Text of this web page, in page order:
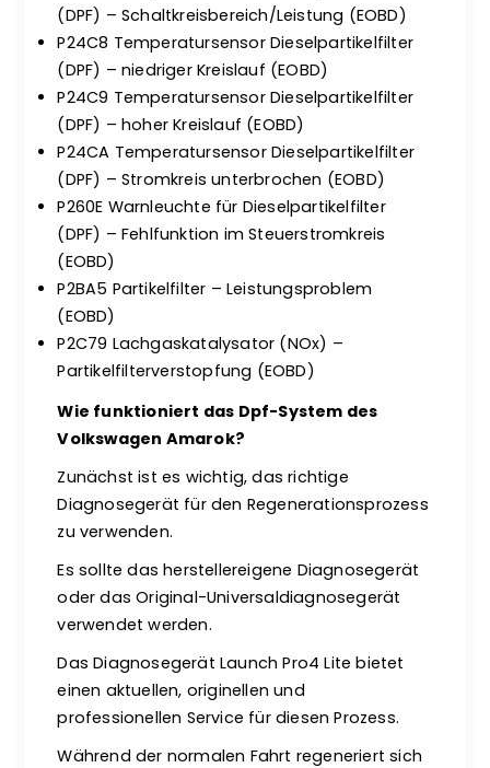
(DPF) – Schaltkreisbereich/Leistung (EOBD)
P24C8 Temperatursensor Dieselpartikelfilter
(DPF) – niedriger Kreislauf (EOBD)
P24C9 Temperatursensor Dieselpartikelfilter
(DPF) – hoher Kreislauf (EOBD)
P24CA Temperatursensor Dieselpartikelfilter
(DPF) – Stromkreis unterbrochen (EOBD)
P260E Warnleuchte für Dieselpartikelfilter
(DPF) – Fehlfunktion im Steuerstromkreis
(EOBD)
P2BA5 Partikelfilter – Leistungsproblem
(EOBD)
P2C79 Lachgaskatalysator (NOx) –
Partikelfilterverstopfung (EOBD)
Wie funktioniert das Dpf-System des
Volkswagen Amarok?
Zunächst ist es wichtig, das richtige
Diagnosegerät für den Regenerationsprozess
zu verwenden.
Es sollte das herstellereigene Diagnosegerät
oder das Original-Universaldiagnosegerät
verwendet werden.
Das Diagnosegerät Launch Pro4 Lite bietet
einen aktuellen, originellen und
professionellen Service für diesen Prozess.
Während der normalen Fahrt regeneriert sich